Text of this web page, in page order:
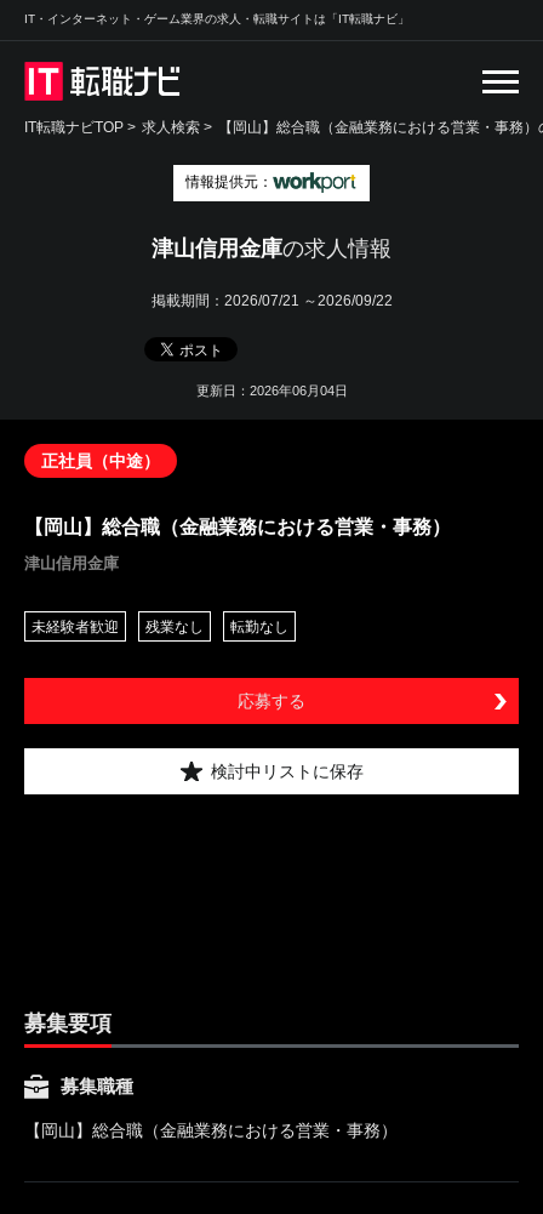
IT・インターネット・ゲーム業界の求人・転職サイトは「IT転職ナビ」
IT転職ナビTOP > 求人検索 > 【岡山】総合職（金融業務における営業・事務
情報提供元：
津山信用金庫の求人情報
掲載期間： 2026/07/21 ～2026/09/22
更新日：2026年06月04日
正社員（中途）
【岡山】総合職（金融業務における営業・事務）
津山信用金庫
未経験者歓迎 残業なし 転勤なし
応募する
検討中リストに保存
募集要項
募集職種
【岡山】総合職（金融業務における営業・事務）